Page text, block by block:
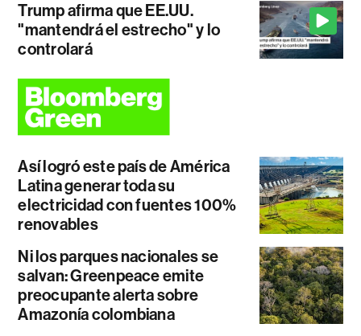
Trump afirma que EE.UU.
"mantendrá el estrecho" y lo
controlará
Así logró este país de América
Latina generar toda su
electricidad con fuentes 100%
renovables
Ni los parques nacionales se
salvan: Greenpeace emite
preocupante alerta sobre
Amazonía colombiana